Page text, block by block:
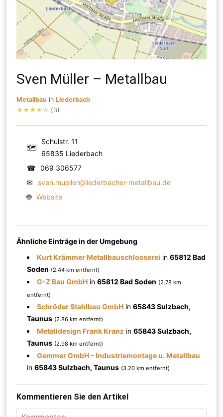
Sven Müller – Metallbau
Metallbau inLiederbach
★★★★ ☆ (3)
🗺
Schulstr. 11
65835 Liederbach
☎
069 306577
✉
sven.mueller@liederbacher-metallbau.de
🌐 Website
Ähnliche Einträge in der Umgebung
Kurt Krämmer Metallbauschlosserei in65812 Bad
Soden (2.44 km entfernt)
G-Z Bau GmbH in65812 Bad Soden (2.78 km
entfernt)
Schröder Stahlbau GmbH in65843 Sulzbach,
Taunus (2.86 km entfernt)
Metalldesign Frank Kranz in65843 Sulzbach,
Taunus (2.98 km entfernt)
Gemmer GmbH – Industriemontage u. Metallbau
in65843 Sulzbach, Taunus (3.20 km entfernt)
Kommentieren Sie den Artikel